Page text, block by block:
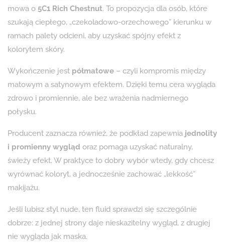
mowa o 5C1 Rich Chestnut. To propozycja dla osób, które
szukają ciepłego, „czekoladowo-orzechowego” kierunku w
ramach palety odcieni, aby uzyskać spójny efekt z
kolorytem skóry.
Wykończenie jest półmatowe – czyli kompromis między
matowym a satynowym efektem. Dzięki temu cera wygląda
zdrowo i promiennie, ale bez wrażenia nadmiernego
połysku.
Producent zaznacza również, że podkład zapewnia jednolity
i promienny wygląd oraz pomaga uzyskać naturalny,
świeży efekt. W praktyce to dobry wybór wtedy, gdy chcesz
wyrównać koloryt, a jednocześnie zachować „lekkość”
makijażu.
Jeśli lubisz styl nude, ten fluid sprawdzi się szczególnie
dobrze: z jednej strony daje nieskazitelny wygląd, z drugiej
nie wygląda jak maska.